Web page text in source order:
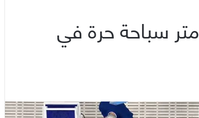
تتويج سباحتين بذهبية 100 متر سباحة حرة في